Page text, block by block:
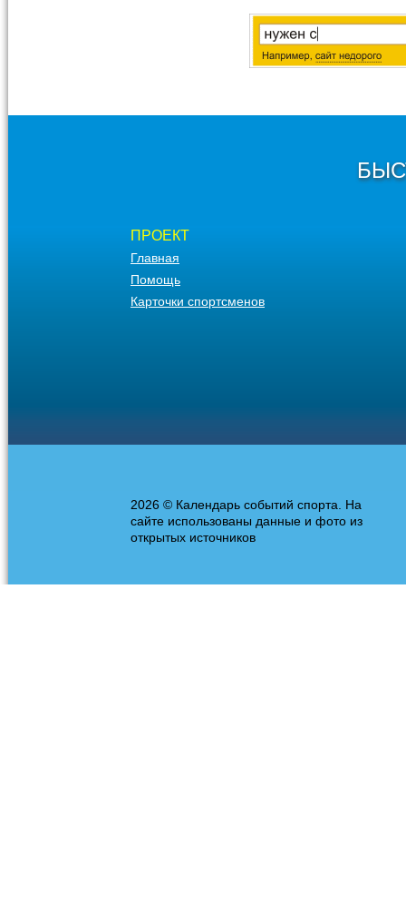
ПРОЕКТ
Главная
Помощь
Карточки спортсменов
2026 © Календарь событий спорта. На
сайте использованы данные и фото из
открытых источников